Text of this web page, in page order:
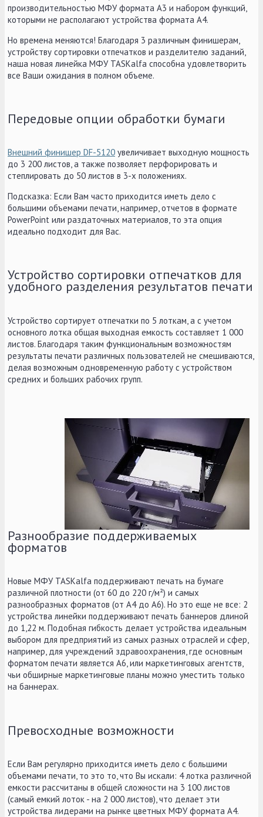
производительностью МФУ формата А3 и набором функций,
которыми не располагают устройства формата А4.
Но времена меняются! Благодаря 3 различным финишерам,
устройству сортировки отпечатков и разделителю заданий,
наша новая линейка МФУ TASKalfa способна удовлетворить
все Ваши ожидания в полном объеме.
Передовые опции обработки бумаги
Внешний финишер DF-5120 увеличивает выходную мощность
до 3 200 листов, а также позволяет перфорировать и
степлировать до 50 листов в 3-х положениях.
Подсказка: Если Вам часто приходится иметь дело с
большими объемами печати, например, отчетов в формате
PowerPoint или раздаточных материалов, то эта опция
идеально подходит для Вас.
Устройство сортировки отпечатков для
удобного разделения результатов печати
Устройство сортирует отпечатки по 5 лоткам, а с учетом
основного лотка общая выходная емкость составляет 1 000
листов. Благодаря таким функциональным возможностям
результаты печати различных пользователей не смешиваются,
делая возможным одновременную работу с устройством
средних и больших рабочих групп.
Разнообразие поддерживаемых
форматов
Новые МФУ TASKalfa поддерживают печать на бумаге
различной плотности (от 60 до 220 г/м²) и самых
разнообразных форматов (от A4 до A6). Но это еще не все: 2
устройства линейки поддерживают печать баннеров длиной
до 1,22 м. Подобная гибкость делает устройства идеальным
выбором для предприятий из самых разных отраслей и сфер,
например, для учреждений здравоохранения, где основным
форматом печати является А6, или маркетинговых агентств,
чьи обширные маркетинговые планы можно уместить только
на баннерах.
Превосходные возможности
Если Вам регулярно приходится иметь дело с большими
объемами печати, то это то, что Вы искали: 4 лотка различной
емкости рассчитаны в общей сложности на 3 100 листов
(самый емкий лоток - на 2 000 листов), что делает эти
устройства лидерами на рынке цветных МФУ формата А4.